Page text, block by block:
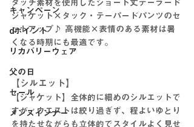
キャンペーン
dポイント
リカバリーウェア
父の日
セール
メンズインナー
タッチ素材を使用したショート丈テーラード
ジャケット×タック・テーパードパンツのセ
ットアップ♪ 高機能×表情のある素材は暑
くなる時期にも最適です。
【シルエット】
【ジャケット】全体的に細めのシルエットで
すが、ウエストは絞り過ぎず、程よいゆとり
を持たせながらも立体的でスタイルよく見せ